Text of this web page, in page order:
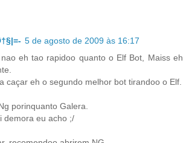
5 de agosto de 2009 às 16:17
eh tao rapidoo quanto o Elf Bot, Maiss eh
caçar eh o segundo melhor bot tirandoo o Elf.
porinquanto Galera.
demora eu acho ;/